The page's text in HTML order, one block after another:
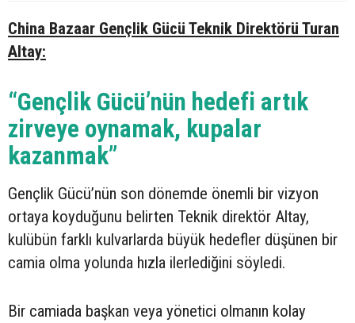
China Bazaar Gençlik Gücü Teknik Direktörü Turan
Altay:
“Gençlik Gücü’nün hedefi artık
zirveye oynamak, kupalar
kazanmak”
Gençlik Gücü’nün son dönemde önemli bir vizyon
ortaya koyduğunu belirten Teknik direktör Altay,
kulübün farklı kulvarlarda büyük hedefler düşünen bir
camia olma yolunda hızla ilerlediğini söyledi.
Bir camiada başkan veya yönetici olmanın kolay